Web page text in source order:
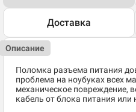
Доставка
Описание
Поломка разъема питания
проблема на ноубуках всех
механическое повреждение,
кабель от блока питания или